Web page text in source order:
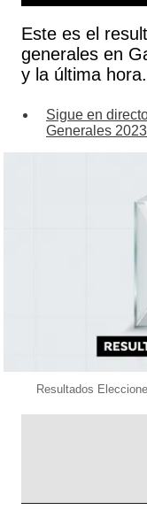
Este es el
generales en
y la última hora.
Sigue en
Generales
Resultados